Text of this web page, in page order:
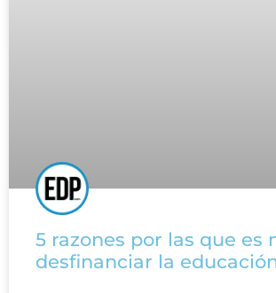
5 razones por las que es
desfinanciar la